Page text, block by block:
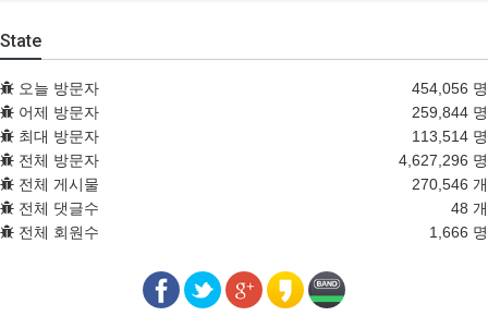
State
오늘 방문자
454,056 명
어제 방문자
259,844 명
최대 방문자
113,514 명
전체 방문자
4,627,296 명
전체 게시물
270,546 개
전체 댓글수
48 개
전체 회원수
1,666 명